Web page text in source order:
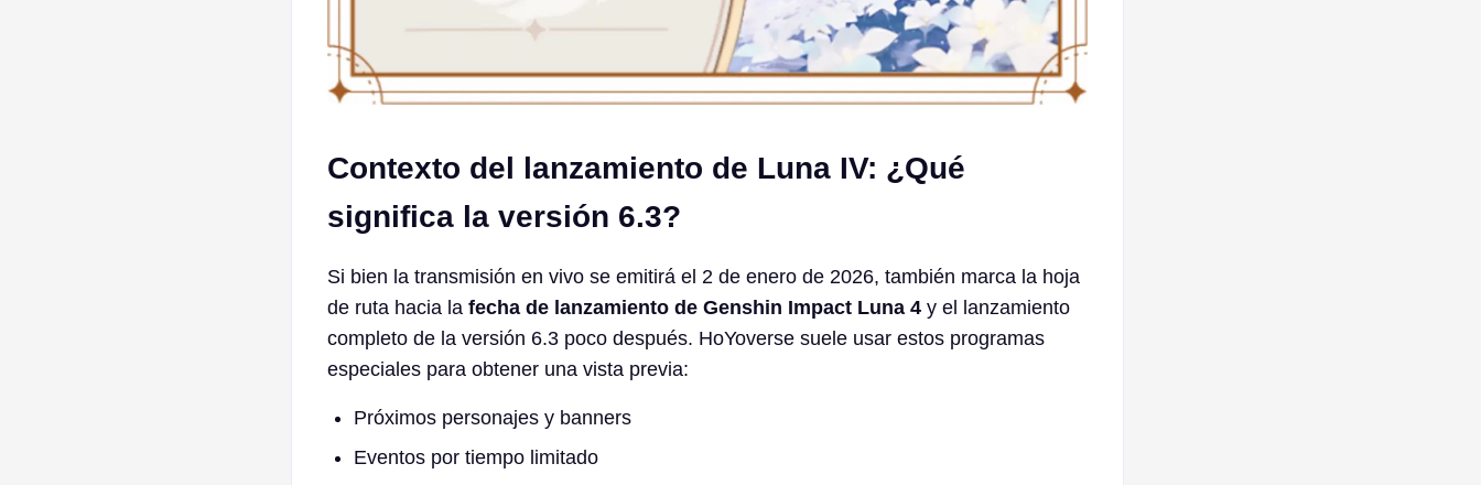
Contexto del lanzamiento de Luna IV: ¿Qué
significa la versión 6.3?
Si bien la transmisión en vivo se emitirá el 2 de enero de 2026, también marca la hoja
de ruta hacia la fecha de lanzamiento de Genshin Impact Luna 4 y el lanzamiento
completo de la versión 6.3 poco después. HoYoverse suele usar estos programas
especiales para obtener una vista previa:
Próximos personajes y banners
Eventos por tiempo limitado